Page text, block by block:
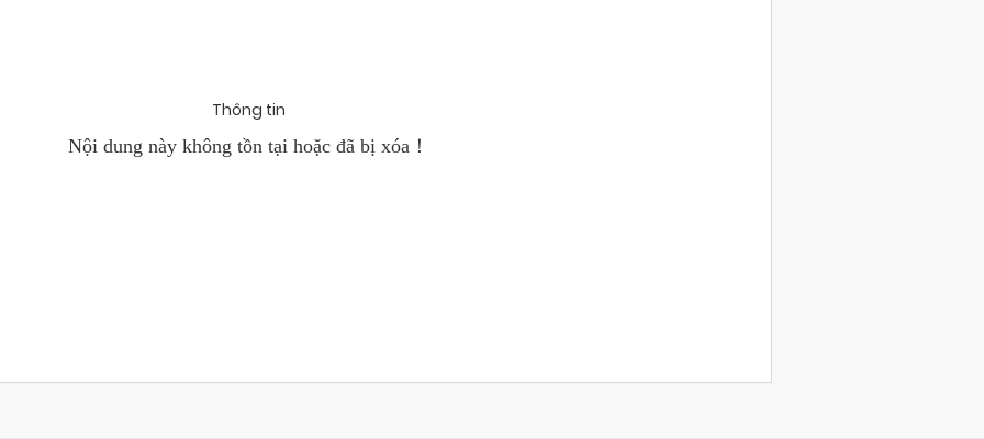
Thông tin
Nội dung này không tồn tại hoặc đã bị xóa！